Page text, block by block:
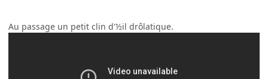
Au passage un petit clin d'½il drôlatique.